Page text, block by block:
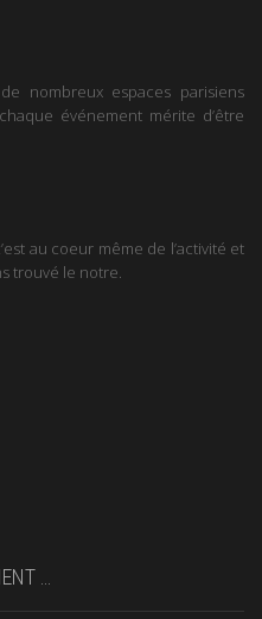
nombreux espaces parisiens
événement mérite d’être
au coeur même de l’activité et
trouvé le notre.
…